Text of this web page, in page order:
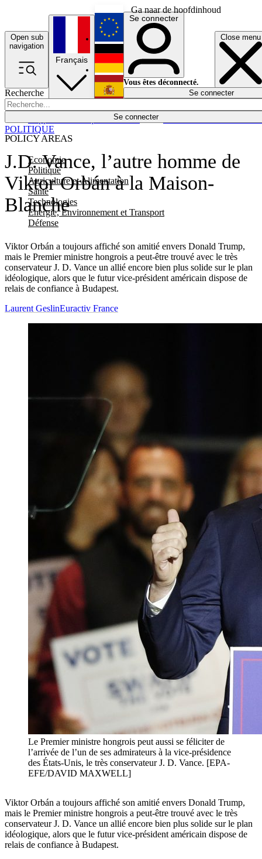
Ga naar de hoofdinhoud
Open sub
navigation
Close menu
Recherche
Se connecter
POLICY AREAS
Economie
Politique
Agriculture et Alimentation
Santé
Technologies
Energie, Environnement et Transport
Défense
Économie
Français
English
Deutsch
Español
Se connecter
Vous êtes déconnecté.
Se connecter
J.D. Vance, l’autre homme de
Viktor Orbán à la Maison-
Blanche
Viktor Orbán a toujours affiché son amitié envers Donald Trump,
mais le Premier ministre hongrois a peut-être trouvé avec le très
conservateur J. D. Vance un allié encore bien plus solide sur le plan
idéologique, alors que le futur vice-président américain dispose de
relais de confiance à Budapest.
POLITIQUE
Laurent GeslinEuractiv France
Le Premier ministre hongrois peut aussi se féliciter de
l’arrivée de l’un de ses admirateurs à la vice-présidence
des États-Unis, le très conservateur J. D. Vance. [EPA-
EFE/DAVID MAXWELL]
Viktor Orbán a toujours affiché son amitié envers Donald Trump,
mais le Premier ministre hongrois a peut-être trouvé avec le très
conservateur J. D. Vance un allié encore bien plus solide sur le plan
idéologique, alors que le futur vice-président américain dispose de
relais de confiance à Budapest.